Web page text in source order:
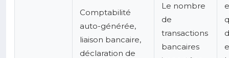
Comptabilité
auto-générée,
liaison bancaire,
déclaration de
Le nombre
de
transactions
bancaires